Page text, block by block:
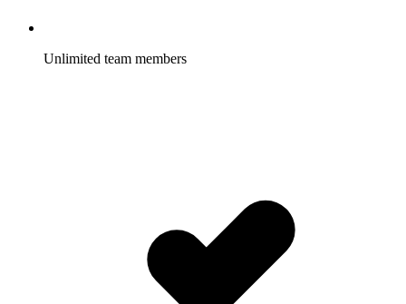
Unlimited team members